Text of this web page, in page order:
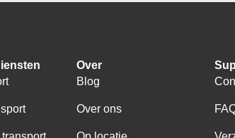
Over
Blog
Over ons